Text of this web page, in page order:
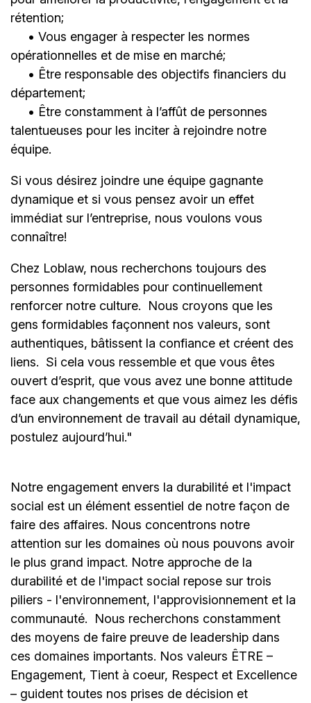
rétention;
• Vous engager à respecter les normes
opérationnelles et de mise en marché;
• Être responsable des objectifs financiers du
département;
• Être constamment à l’affût de personnes
talentueuses pour les inciter à rejoindre notre
équipe.
Si vous désirez joindre une équipe gagnante
dynamique et si vous pensez avoir un effet
immédiat sur l’entreprise, nous voulons vous
connaître!
Chez Loblaw, nous recherchons toujours des
personnes formidables pour continuellement
renforcer notre culture. Nous croyons que les
gens formidables façonnent nos valeurs, sont
authentiques, bâtissent la confiance et créent des
liens. Si cela vous ressemble et que vous êtes
ouvert d’esprit, que vous avez une bonne attitude
face aux changements et que vous aimez les défis
d’un environnement de travail au détail dynamique,
postulez aujourd’hui."
Notre engagement envers la durabilité et l'impact
social est un élément essentiel de notre façon de
faire des affaires. Nous concentrons notre
attention sur les domaines où nous pouvons avoir
le plus grand impact. Notre approche de la
durabilité et de l'impact social repose sur trois
piliers - l'environnement, l'approvisionnement et la
communauté.
Nous recherchons constamment
des moyens de faire preuve de leadership dans
ces domaines importants. Nos valeurs ÊTRE –
Engagement, Tient à coeur, Respect et Excellence
– guident toutes nos prises de décision et